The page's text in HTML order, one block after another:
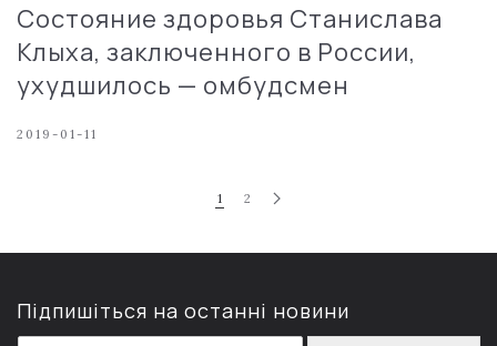
Состояние здоровья Станислава
Клыха, заключенного в России,
ухудшилось — омбудсмен
2019-01-11
1 2
Підпишіться на останні новини